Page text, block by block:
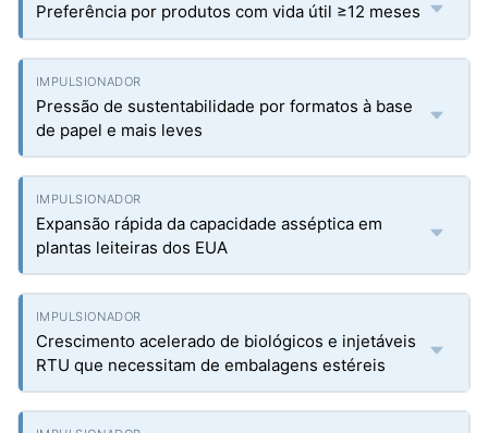
Preferência por produtos com vida útil ≥12 meses
Pressão de sustentabilidade por formatos à base
de papel e mais leves
Expansão rápida da capacidade asséptica em
plantas leiteiras dos EUA
Crescimento acelerado de biológicos e injetáveis
RTU que necessitam de embalagens estéreis